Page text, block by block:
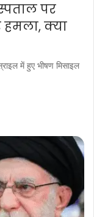
पर
क्या
में हुए भीषण मिसाइल